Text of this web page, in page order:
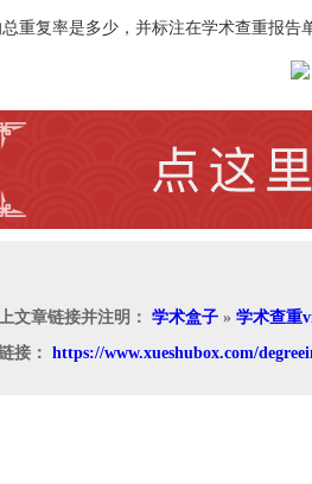
重复率是多少，并标注在学术查重报告
文章链接并注明： 学术盒子 » 学术查重
接： https://www.xueshubox.com/